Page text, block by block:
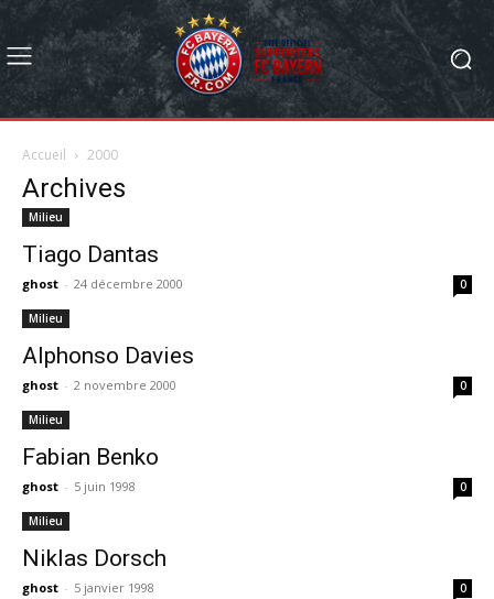
Accueil 2000
Archives
Milieu
Tiago Dantas
ghost - 24 décembre 2000 0
Milieu
Alphonso Davies
ghost - 2 novembre 2000 0
Milieu
Fabian Benko
ghost - 5 juin 1998 0
Milieu
Niklas Dorsch
ghost - 5 janvier 1998 0